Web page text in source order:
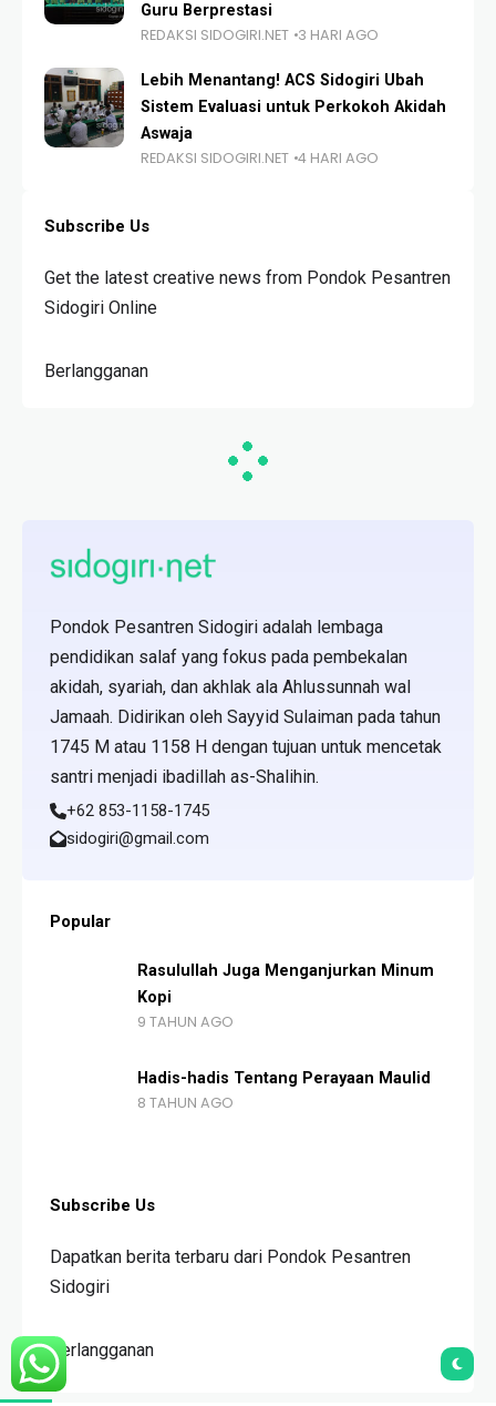
Guru Berprestasi
REDAKSI SIDOGIRI.NET 3 HARI AGO
Lebih Menantang! ACS Sidogiri Ubah
Sistem Evaluasi untuk Perkokoh Akidah
Aswaja
REDAKSI SIDOGIRI.NET 4 HARI AGO
Subscribe Us
Get the latest creative news from Pondok Pesantren
Sidogiri Online
Berlangganan
Pondok Pesantren Sidogiri adalah lembaga
pendidikan salaf yang fokus pada pembekalan
akidah, syariah, dan akhlak ala Ahlussunnah wal
Jamaah. Didirikan oleh Sayyid Sulaiman pada tahun
1745 M atau 1158 H dengan tujuan untuk mencetak
santri menjadi ibadillah as-Shalihin.
+62 853-1158-1745
sidogiri@gmail.com
Popular
Rasulullah Juga Menganjurkan Minum
Kopi
9 TAHUN AGO
Hadis-hadis Tentang Perayaan Maulid
8 TAHUN AGO
Subscribe Us
Dapatkan berita terbaru dari Pondok Pesantren
Sidogiri
Berlangganan